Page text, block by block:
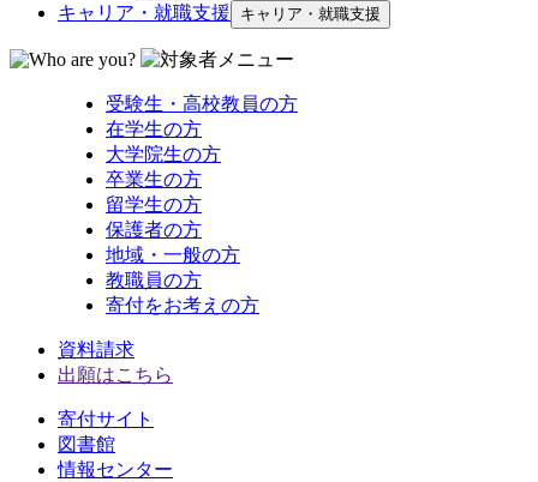
キャリア・就職支援 キャリア・就職支援
受験生・高校教員の方
在学生の方
大学院生の方
卒業生の方
留学生の方
保護者の方
地域・一般の方
教職員の方
寄付をお考えの方
資料請求
出願はこちら
寄付サイト
図書館
情報センター